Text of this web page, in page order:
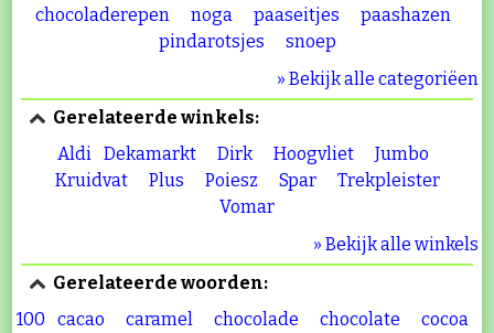
chocoladerepen
noga paaseitjes
paashazen
pindarotsjes
snoep
» Bekijk alle categoriëen
Gerelateerde winkels:
Aldi
Dekamarkt Dirk Hoogvliet
Jumbo
Kruidvat
Plus Poiesz Spar
Trekpleister
Vomar
» Bekijk alle winkels
Gerelateerde woorden:
100
cacao caramel chocolade chocolate
cocoa